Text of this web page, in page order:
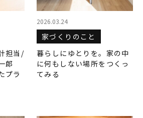
モデルハウス 2階建て
モデルハウス 平屋
担当/
郎
プラ
2026.03.24
家づくりのこと
暮らしにゆとりを。家の中
に何もしない場所をつくっ
てみる